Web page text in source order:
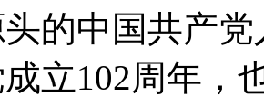
的中国共产
立102周年，